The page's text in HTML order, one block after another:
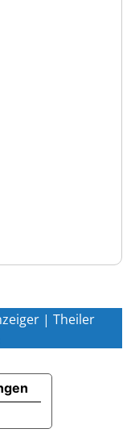
| Theiler